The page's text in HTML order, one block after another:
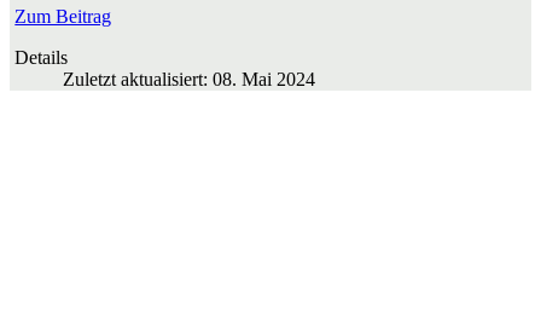
Zum Beitrag
Details
Zuletzt aktualisiert: 08. Mai 2024